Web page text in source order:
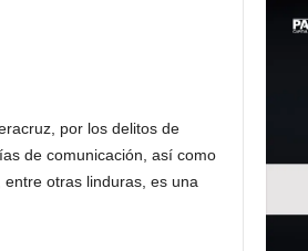
por los delitos de
de comunicación, así como
otras linduras, es una